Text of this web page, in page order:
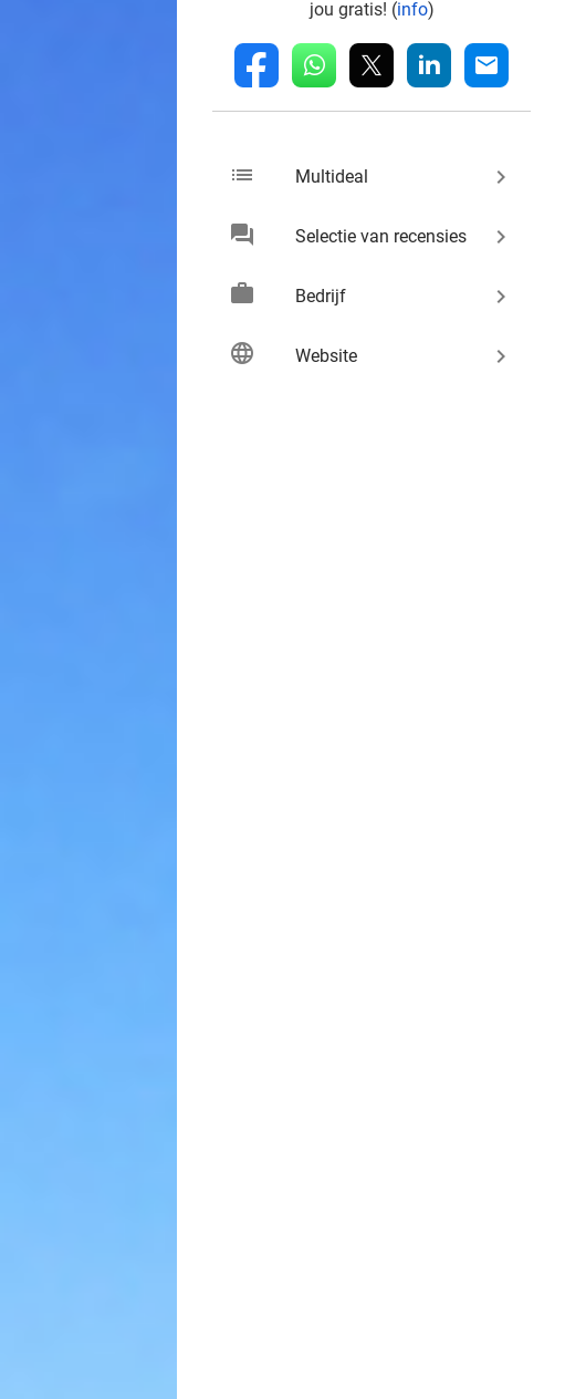
jou gratis! (info)
fb whatsapp linkedin mail
list Multideal keyboard_arrow_right
chat Selectie van recensies keyboard_arrow_right
work Bedrijf keyboard_arrow_right
language Website keyboard_arrow_right